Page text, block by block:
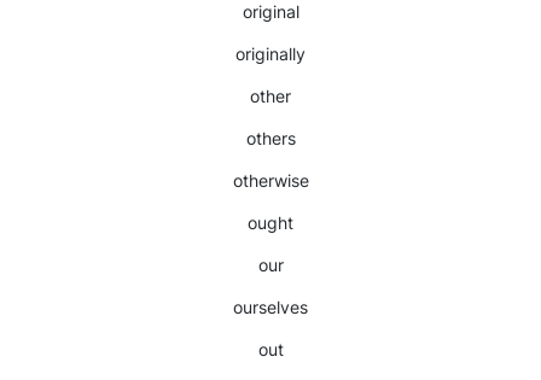
original
originally
other
others
otherwise
ought
our
ourselves
out